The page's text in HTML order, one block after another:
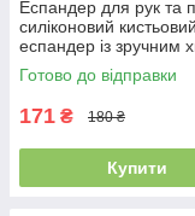
Еспандер для рук та
силіконовий кистьовий
еспандер із зручним
JELLO, навантаження
18 кг
Готово до відправки
171 ₴ 180 ₴
Купити